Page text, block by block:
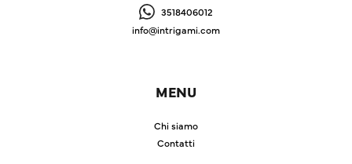
3518406012
info@intrigami.com
MENU
Chi siamo
Contatti